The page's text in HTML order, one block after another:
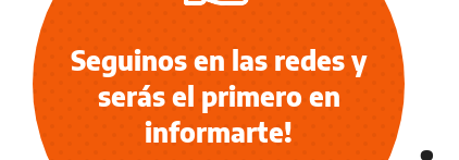
DEPORTES
Seguinos en las redes y
serás el primero en
informarte!